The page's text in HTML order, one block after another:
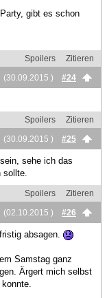
gibt es schon
Spoilers
Zitieren
(30.09.2015 )
#24
Spoilers
Zitieren
(30.09.2015 )
#25
sehe ich das
Spoilers
Zitieren
(02.10.2015 )
#26
absagen.
Samstag ganz
Ärgert mich selbst